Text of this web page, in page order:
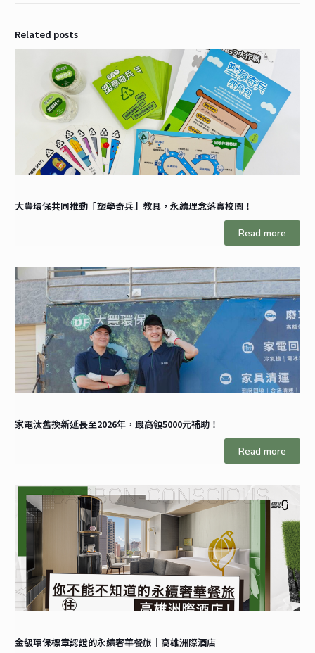
Related posts
大豐環保共同推動「塑學奇兵」教具，永續理念落實校園！
Read more
家電汰舊換新延長至2026年，最高領5000元補助！
Read more
金級環保標章認證的永續奢華餐旅｜高雄洲際酒店